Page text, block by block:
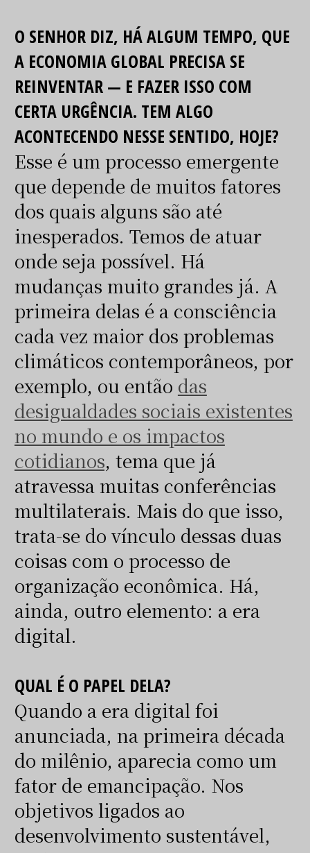
O SENHOR DIZ, HÁ ALGUM TEMPO, QUE
A ECONOMIA GLOBAL PRECISA SE
REINVENTAR — E FAZER ISSO COM
CERTA URGÊNCIA. TEM ALGO
ACONTECENDO NESSE SENTIDO, HOJE?
Esse é um processo emergente
que depende de muitos fatores
dos quais alguns são até
inesperados. Temos de atuar
onde seja possível. Há
mudanças muito grandes já. A
primeira delas é a consciência
cada vez maior dos problemas
climáticos contemporâneos, por
exemplo, ou então das
desigualdades sociais existentes
no mundo e os impactos
cotidianos, tema que já
atravessa muitas conferências
multilaterais. Mais do que isso,
trata-se do vínculo dessas duas
coisas com o processo de
organização econômica. Há,
ainda, outro elemento: a era
digital.
QUAL É O PAPEL DELA?
Quando a era digital foi
anunciada, na primeira década
do milênio, aparecia como um
fator de emancipação. Nos
objetivos ligados ao
desenvolvimento sustentável,